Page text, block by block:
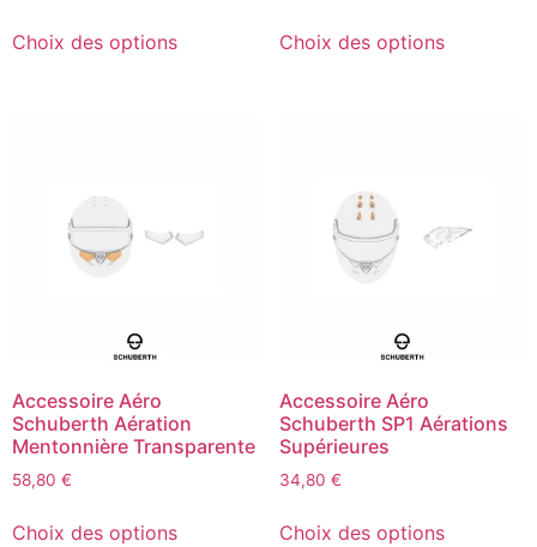
Choix des options Choix des options
Accessoire Aéro
Schuberth Aération
Mentonnière Transparente
58,80 €
Choix des options
Accessoire Aéro
Schuberth SP1 Aérations
Supérieures
34,80 €
Choix des options